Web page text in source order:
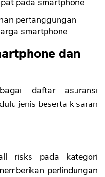
pertanggungan
smartphone
dan
daftar asuransi
jenis beserta kisaran
risks pada kategori
perlindungan